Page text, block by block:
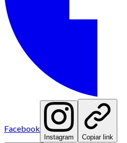
Facebook
Instagram
Copiar link